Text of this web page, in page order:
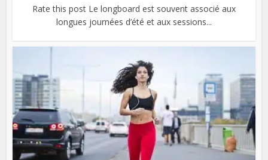
Rate this post Le longboard est souvent associé aux
longues journées d’été et aux sessions...